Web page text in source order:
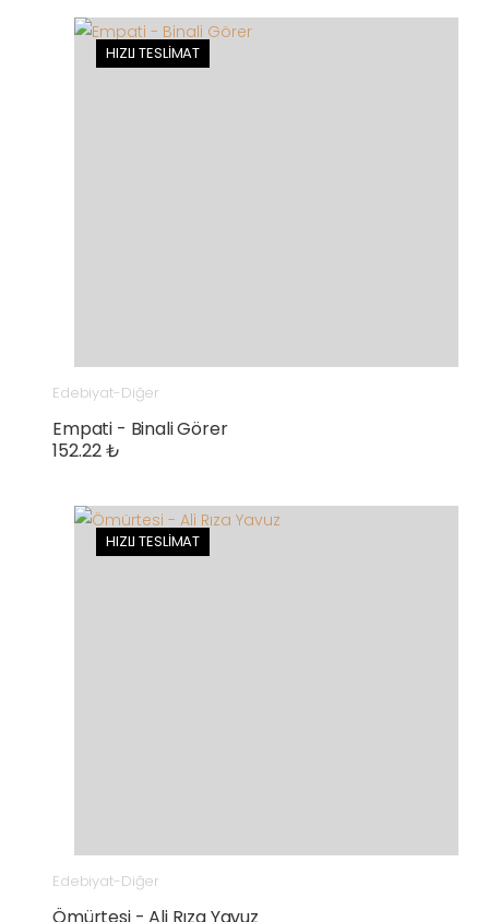
HIZLI TESLİMAT
Edebiyat-Diğer
Empati - Binali Görer
152.22 ₺
HIZLI TESLİMAT
Edebiyat-Diğer